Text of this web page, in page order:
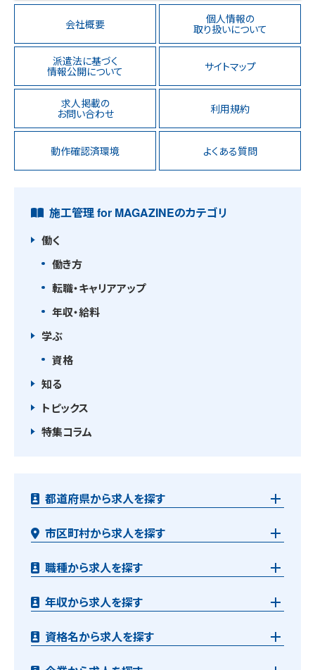
会社概要 個人情報の
取り扱いについて
派遣法に基づく
情報公開について サイトマップ
求人掲載の
お問い合わせ 利用規約
動作確認済環境 よくある質問
施工管理 for MAGAZINEのカテゴリ
働く
働き方
転職・キャリアアップ
年収・給料
学ぶ
資格
知る
トピックス
特集コラム
都道府県から求人を探す
市区町村から求人を探す
職種から求人を探す
年収から求人を探す
資格名から求人を探す